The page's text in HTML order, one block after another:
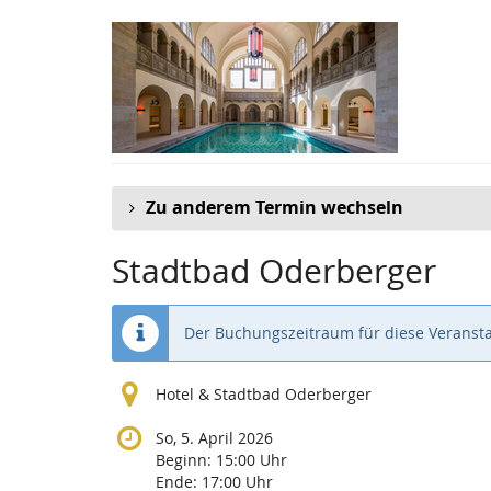
Zu anderem Termin wechseln
Stadtbad Oderberger
Der Buchungszeitraum für diese
Hotel & Stadtbad Oderberger
So, 5. April 2026
Beginn: 15:00 Uhr
Ende: 17:00 Uhr